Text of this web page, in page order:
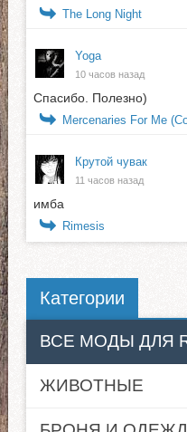
The Long Night
Yoga
10 часов назад
Спасибо.
Mercenaries For Me
Крутой чувак
11 часов назад
имба
Rimesis
Категории
ВСЕ МОДЫ ДЛЯ
ЖИВОТНЫЕ